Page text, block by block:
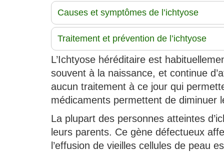
Causes et symptômes de l’ichtyose
Traitement et prévention de l’ichtyose
L’Ichtyose héréditaire est
souvent à la naissance, et continue
aucun traitement à ce jour qui
médicaments permettent de diminuer
La plupart des personnes atteintes
leurs parents. Ce gène défectueux
l’effusion de vieilles cellules de peau